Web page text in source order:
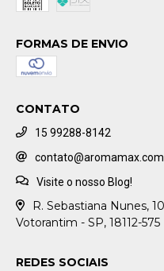
FORMAS DE ENVIO
CONTATO
15 99288-8142
Visite o nosso Blog!
R. Sebastiana Nunes,
Votorantim - SP, 18112-575
REDES SOCIAIS